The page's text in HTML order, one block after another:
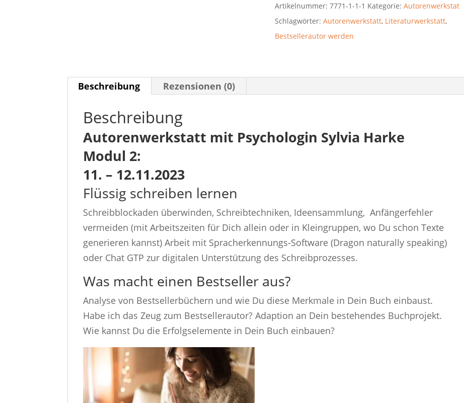
Artikelnummer:7771-1-1-1 Kategorie:Autorenwerkstat
Schlagwörter:Autorenwerkstatt, Literaturwerkstatt,
Bestsellerautor werden
Beschreibung Rezensionen (0)
Beschreibung
Autorenwerkstatt mit Psychologin Sylvia Harke
Modul 2:
11. – 12.11.2023
Flüssig schreiben lernen
Schreibblockaden überwinden, Schreibtechniken, Ideensammlung, Anfängerfehler
vermeiden (mit Arbeitszeiten für Dich allein oder in Kleingruppen, wo Du schon Texte
generieren kannst) Arbeit mit Spracherkennungs-Software (Dragon naturally speaking)
oder Chat GTP zur digitalen Unterstützung des Schreibprozesses.
Was macht einen Bestseller aus?
Analyse von Bestsellerbüchern und wie Du diese Merkmale in Dein Buch einbaust.
Habe ich das Zeug zum Bestsellerautor? Adaption an Dein bestehendes Buchprojekt.
Wie kannst Du die Erfolgselemente in Dein Buch einbauen?